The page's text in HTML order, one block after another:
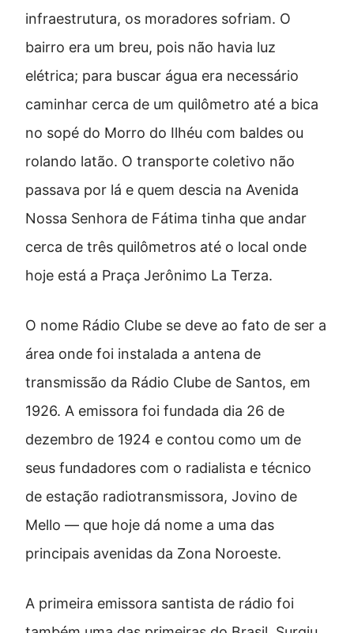
infraestrutura, os moradores sofriam. O
bairro era um breu, pois não havia luz
elétrica; para buscar água era necessário
caminhar cerca de um quilômetro até a bica
no sopé do Morro do Ilhéu com baldes ou
rolando latão. O transporte coletivo não
passava por lá e quem descia na Avenida
Nossa Senhora de Fátima tinha que andar
cerca de três quilômetros até o local onde
hoje está a Praça Jerônimo La Terza.
O nome Rádio Clube se deve ao fato de ser a
área onde foi instalada a antena de
transmissão da Rádio Clube de Santos, em
1926. A emissora foi fundada dia 26 de
dezembro de 1924 e contou como um de
seus fundadores com o radialista e técnico
de estação radiotransmissora, Jovino de
Mello — que hoje dá nome a uma das
principais avenidas da Zona Noroeste.
A primeira emissora santista de rádio foi